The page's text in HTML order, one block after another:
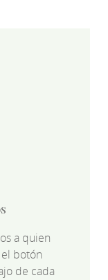
a quien
botón
de cada